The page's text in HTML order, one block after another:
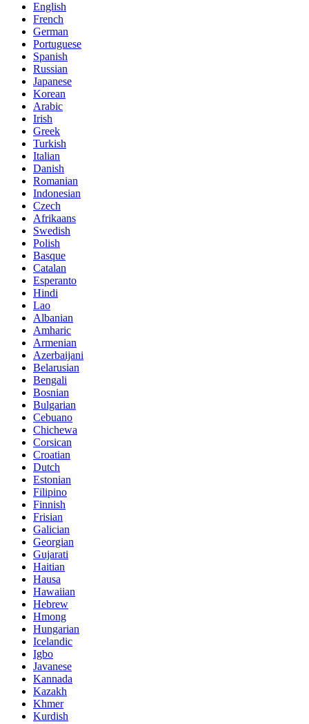
English
French
German
Portuguese
Spanish
Russian
Japanese
Korean
Arabic
Irish
Greek
Turkish
Italian
Danish
Romanian
Indonesian
Czech
Afrikaans
Swedish
Polish
Basque
Catalan
Esperanto
Hindi
Lao
Albanian
Amharic
Armenian
Azerbaijani
Belarusian
Bengali
Bosnian
Bulgarian
Cebuano
Chichewa
Corsican
Croatian
Dutch
Estonian
Filipino
Finnish
Frisian
Galician
Georgian
Gujarati
Haitian
Hausa
Hawaiian
Hebrew
Hmong
Hungarian
Icelandic
Igbo
Javanese
Kannada
Kazakh
Khmer
Kurdish